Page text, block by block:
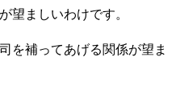
望ましいわけです。
を補ってあげる関係が望ま